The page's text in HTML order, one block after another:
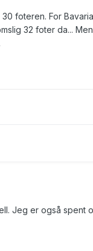
foteren. For Bavaria
32 foter da...
Jeg er også spent